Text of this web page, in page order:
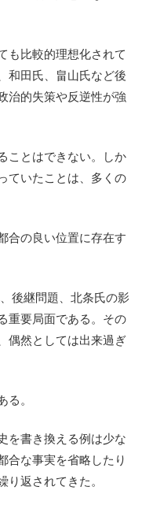
も比較的理想化されて
和田氏、畠山氏など後
治的失策や反逆性が強
ことはできない。しか
ていたことは、多くの
合の良い位置に存在す
後継問題、北条氏の影
重要局面である。その
偶然としては出来過ぎ
る。
を書き換える例は少な
合な事実を省略したり
り返されてきた。